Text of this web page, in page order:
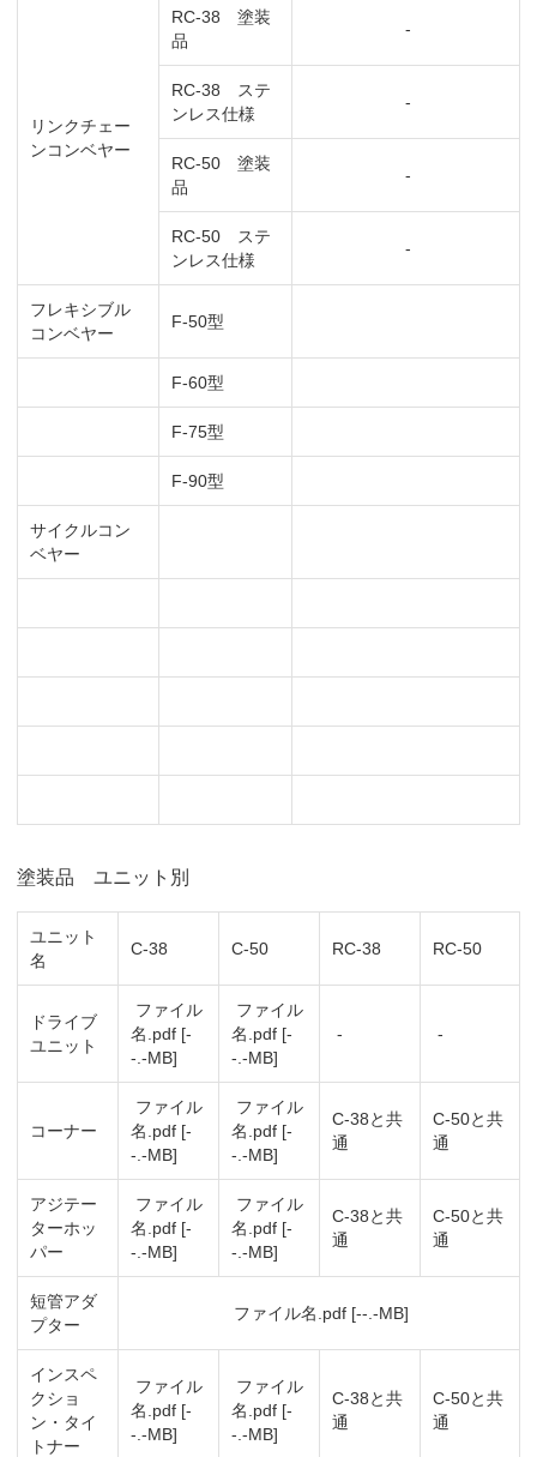
リンクチェー
ンコンベヤー
RC-38 塗装
品
-
RC-38 ステ
ンレス仕様
-
RC-50 塗装
品
-
RC-50 ステ
ンレス仕様
-
フレキシブル
コンベヤー
F-50型
F-60型
F-75型
F-90型
サイクルコン
ベヤー
塗装品 ユニット別
ユニット
名
C-38 C-50 RC-38 RC-50
ドライブ
ユニット
ファイル
名.pdf [-
-.-MB]
ファイル
名.pdf [-
-.-MB]
- -
コーナー
ファイル
名.pdf [-
-.-MB]
ファイル
名.pdf [-
-.-MB]
C-38と共
通
C-50と共
通
アジテー
ターホッ
パー
ファイル
名.pdf [-
-.-MB]
ファイル
名.pdf [-
-.-MB]
C-38と共
通
C-50と共
通
短管アダ
プター
ファイル名.pdf [--.-MB]
インスペ
クショ
ン・タイ
トナー
ファイル
名.pdf [-
-.-MB]
ファイル
名.pdf [-
-.-MB]
C-38と共
通
C-50と共
通